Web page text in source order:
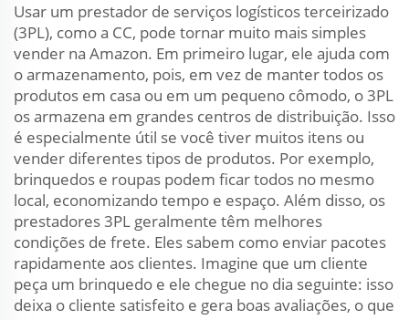
Usar um prestador de serviços logísticos terceirizado
(3PL), como a CC, pode tornar muito mais simples
vender na Amazon. Em primeiro lugar, ele ajuda com
o armazenamento, pois, em vez de manter todos os
produtos em casa ou em um pequeno cômodo, o 3PL
os armazena em grandes centros de distribuição. Isso
é especialmente útil se você tiver muitos itens ou
vender diferentes tipos de produtos. Por exemplo,
brinquedos e roupas podem ficar todos no mesmo
local, economizando tempo e espaço. Além disso, os
prestadores 3PL geralmente têm melhores
condições de frete. Eles sabem como enviar pacotes
rapidamente aos clientes. Imagine que um cliente
peça um brinquedo e ele chegue no dia seguinte: isso
deixa o cliente satisfeito e gera boas avaliações, o que